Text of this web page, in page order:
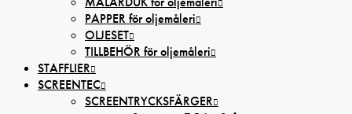
PAPPER för oljemåleri
OLJESET
TILLBEHÖR för oljemåleri
STAFFLIER
SCREENTEC
SCREENTRYCKSFÄRGER